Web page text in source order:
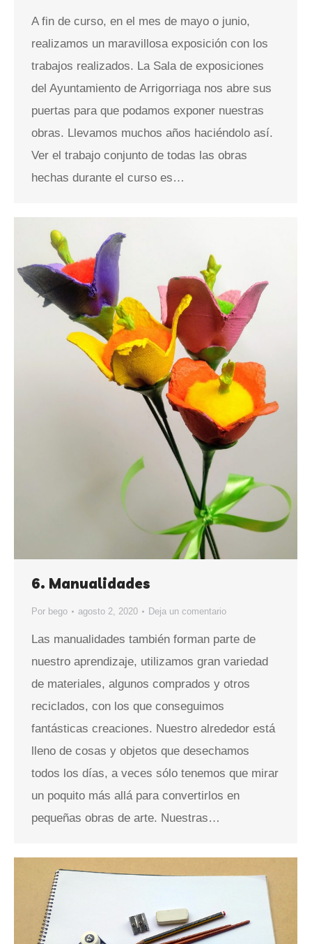
A fin de curso, en el mes de mayo o junio,
realizamos un maravillosa exposición con los
trabajos realizados. La Sala de exposiciones
del Ayuntamiento de Arrigorriaga nos abre sus
puertas para que podamos exponer nuestras
obras. Llevamos muchos años haciéndolo así.
Ver el trabajo conjunto de todas las obras
hechas durante el curso es…
6. Manualidades
Por bego agosto 2, 2020 Deja un comentario
Las manualidades también forman parte de
nuestro aprendizaje, utilizamos gran variedad
de materiales, algunos comprados y otros
reciclados, con los que conseguimos
fantásticas creaciones. Nuestro alrededor está
lleno de cosas y objetos que desechamos
todos los días, a veces sólo tenemos que mirar
un poquito más allá para convertirlos en
pequeñas obras de arte. Nuestras…